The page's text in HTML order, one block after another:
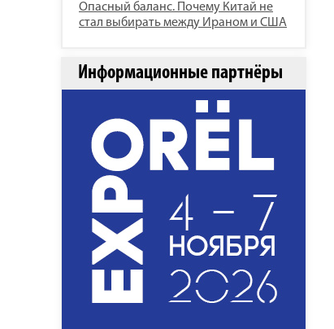
Опасный баланс. Почему Китай не
стал выбирать между Ираном и США
Информационные партнёры